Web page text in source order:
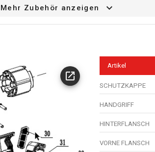
Mehr Zubehör anzeigen
Artikel
SCHUTZKAPPE
HANDGRIFF
HINTERFLANSCH
VORNE FLANSCH